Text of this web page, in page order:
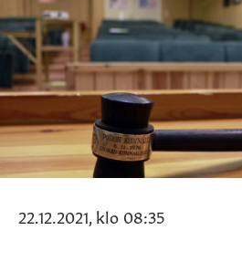
22.12.2021, klo 08:35